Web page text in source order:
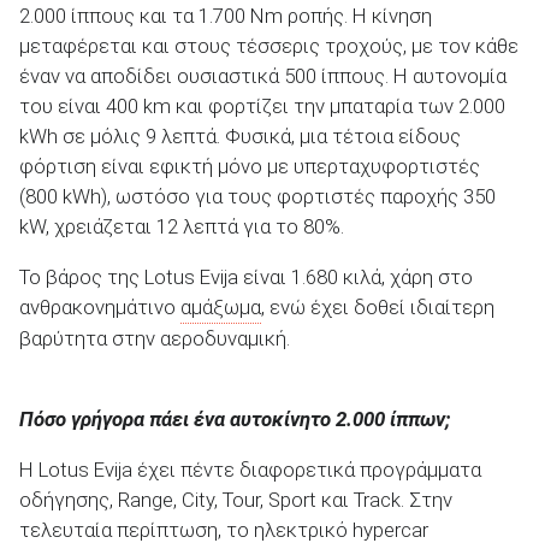
2.000 ίππους και τα 1.700 Nm ροπής. Η κίνηση
μεταφέρεται και στους τέσσερις τροχούς, με τον κάθε
έναν να αποδίδει ουσιαστικά 500 ίππους. Η αυτονομία
του είναι 400 km και φορτίζει την μπαταρία των 2.000
kWh σε μόλις 9 λεπτά. Φυσικά, μια τέτοια είδους
φόρτιση είναι εφικτή μόνο με υπερταχυφορτιστές
(800 kWh), ωστόσο για τους φορτιστές παροχής 350
kW, χρειάζεται 12 λεπτά για το 80%.
Το βάρος της Lotus Evija είναι 1.680 κιλά, χάρη στο
ανθρακονημάτινο αμάξωμα, ενώ έχει δοθεί ιδιαίτερη
βαρύτητα στην αεροδυναμική.
Πόσο γρήγορα πάει ένα αυτοκίνητο 2.000 ίππων;
Η Lotus Evija έχει πέντε διαφορετικά προγράμματα
οδήγησης, Range, City, Tour, Sport και Track. Στην
τελευταία περίπτωση, το ηλεκτρικό hypercar